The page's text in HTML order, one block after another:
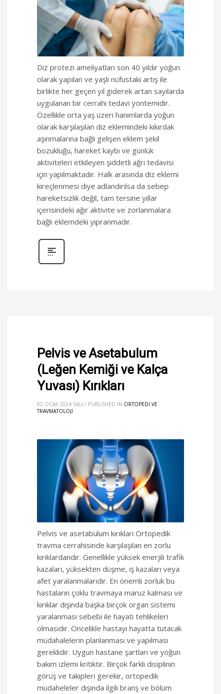
Diz protezi ameliyatları son 40 yıldır yoğun
olarak yapılan ve yaşlı nüfustaki artış ile
birlikte her geçen yıl giderek artan sayılarda
uygulanan bir cerrahi tedavi yöntemidir.
Özellikle orta yaş üzeri hanımlarda yoğun
olarak karşılaşılan diz eklemindeki kıkırdak
aşınmalarına bağlı gelişen eklem şekil
bozukluğu, hareket kaybı ve günlük
aktiviteleri etkileyen şiddetli ağrı tedavisi
için yapılmaktadır. Halk arasında diz eklemi
kireçlenmesi diye adlandırılsa da sebep
hareketsizlik değil, tam tersine yıllar
içerisindeki ağır aktivite ve zorlanmalara
bağlı eklemdeki yıpranmadır.
Pelvis ve Asetabulum
(Leğen Kemiği ve Kalça
Yuvası) Kırıkları
02 OCAK 2024 SALI / PUBLISHED IN ORTOPEDI VE
TRAVMATOLOJI
Pelvis ve asetabulum kırıkları Ortopedik
travma cerrahisinde karşılaşılan en zorlu
kırıklardandır. Genellikle yüksek enerjili trafik
kazaları, yüksekten düşme, iş kazaları veya
afet yaralanmalarıdır. En önemli zorluk bu
hastaların çoklu travmaya maruz kalması ve
kırıklar dışında başka birçok organ sistemi
yaralanması sebebi ile hayati tehlikeleri
olmasıdır. Öncelikle hastayı hayatta tutacak
müdahalelerin planlanması ve yapılması
gereklidir. Uygun hastane şartları ve yoğun
bakım izlemi kritiktir. Birçok farklı disiplinin
görüş ve takipleri gerekir, ortopedik
müdaheleler dışında ilgili branş ve bölüm